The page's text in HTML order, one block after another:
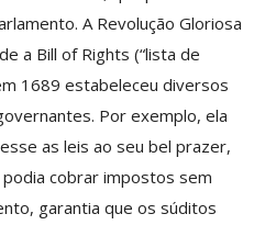
A Revolução Gloriosa
a Bill of Rights (“lista de
1689 estabeleceu diversos
Por exemplo, ela
as leis ao seu bel prazer,
cobrar impostos sem
garantia que os súditos